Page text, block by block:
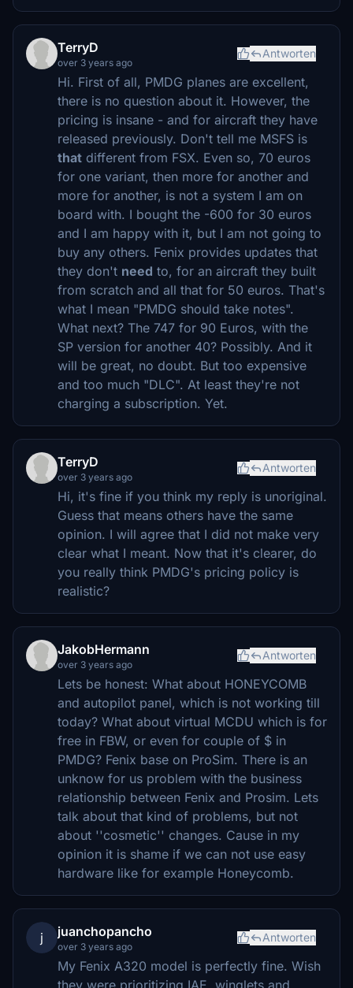
TerryD
over 3 years ago
Antworten
Hi. First of all, PMDG planes are excellent,
there is no question about it. However, the
pricing is insane - and for aircraft they have
released previously. Don't tell me MSFS is
that different from FSX. Even so, 70 euros
for one variant, then more for another and
more for another, is not a system I am on
board with. I bought the -600 for 30 euros
and I am happy with it, but I am not going to
buy any others. Fenix provides updates that
they don't need to, for an aircraft they built
from scratch and all that for 50 euros. That's
what I mean "PMDG should take notes".
What next? The 747 for 90 Euros, with the
SP version for another 40? Possibly. And it
will be great, no doubt. But too expensive
and too much "DLC". At least they're not
charging a subscription. Yet.
TerryD
over 3 years ago
Antworten
Hi, it's fine if you think my reply is unoriginal.
Guess that means others have the same
opinion. I will agree that I did not make very
clear what I meant. Now that it's clearer, do
you really think PMDG's pricing policy is
realistic?
JakobHermann
over 3 years ago
Antworten
Lets be honest: What about HONEYCOMB
and autopilot panel, which is not working till
today? What about virtual MCDU which is for
free in FBW, or even for couple of $ in
PMDG? Fenix base on ProSim. There is an
unknow for us problem with the business
relationship between Fenix and Prosim. Lets
talk about that kind of problems, but not
about ''cosmetic'' changes. Cause in my
opinion it is shame if we can not use easy
hardware like for example Honeycomb.
j juanchopancho
over 3 years ago
Antworten
My Fenix A320 model is perfectly fine. Wish
they were prioritizing IAE, winglets and